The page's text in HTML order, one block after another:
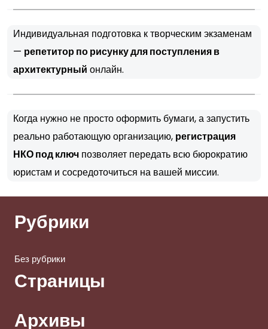
Индивидуальная подготовка к творческим экзаменам
— репетитор по рисунку для поступления в
архитектурный онлайн.
Когда нужно не просто оформить бумаги, а запустить
реально работающую организацию, регистрация
НКО под ключ позволяет передать всю бюрократию
юристам и сосредоточиться на вашей миссии.
Рубрики
Без рубрики
Страницы
Архивы